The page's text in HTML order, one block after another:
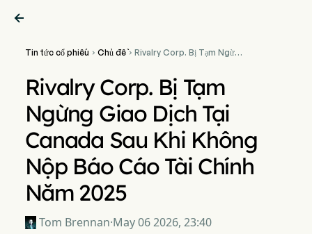

Tin tức cổ phiếu  Chủ đề Rivalry Corp. Bị Tạm Ngừng
Chính Năm 2025
Rivalry Corp. Bị Tạm
Ngừng Giao Dịch Tại
Canada Sau Khi Không
Nộp Báo Cáo Tài Chính
Năm 2025
Tom Brennan·May 06 2026, 23:40